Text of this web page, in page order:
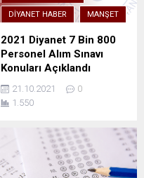
DIYANET HABER MANŞET
2021 Diyanet 7 Bin 800
Personel Alım Sınavı
Konuları Açıklandı
21.10.2021
0
1.550